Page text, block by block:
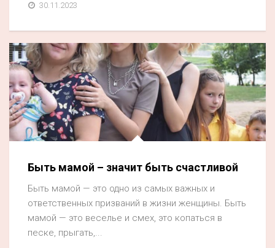
30.11.2023
Быть мамой – значит быть счастливой
Быть мамой — это одно из самых важных и
ответственных призваний в жизни женщины. Быть
мамой — это веселье и смех, это копаться в
песке, прыгать,...